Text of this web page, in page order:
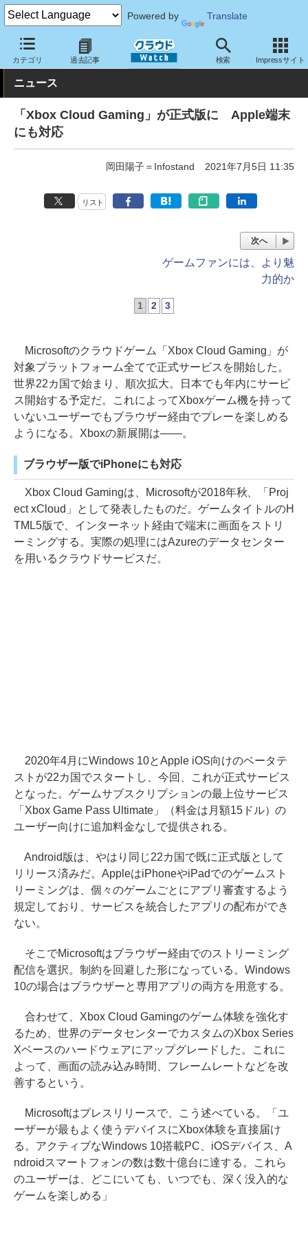
Powered by Translate
カテゴリ 過去記事 検索 Impressサイト
クラウド Watch トピック 業界動向
ニュース
「Xbox Cloud Gaming」が正式版に Apple端末
にも対応
岡田陽子＝Infostand 2021年7月5日 11:35
リスト
次へ
ゲームファンには、より魅
力的か
1 2 3
Microsoftのクラウドゲーム「Xbox Cloud Gaming」が
対象プラットフォーム全てで正式サービスを開始した。
世界22カ国で始まり、順次拡大。日本でも年内にサービ
ス開始する予定だ。これによってXboxゲーム機を持って
いないユーザーでもブラウザー経由でプレーを楽しめる
ようになる。Xboxの新展開は――。
ブラウザー版でiPhoneにも対応
Xbox Cloud Gamingは、Microsoftが2018年秋、「Proj
ect xCloud」として発表したものだ。ゲームタイトルのH
TML5版で、インターネット経由で端末に画面をストリ
ーミングする。実際の処理にはAzureのデータセンター
を用いるクラウドサービスだ。
2020年4月にWindows 10とApple iOS向けのベータテ
ストが22カ国でスタートし、今回、これが正式サービス
となった。ゲームサブスクリプションの最上位サービス
「Xbox Game Pass Ultimate」（料金は月額15ドル）の
ユーザー向けに追加料金なしで提供される。
Android版は、やはり同じ22カ国で既に正式版として
リリース済みだ。AppleはiPhoneやiPadでのゲームスト
リーミングは、個々のゲームごとにアプリ審査するよう
規定しており、サービスを統合したアプリの配布ができ
ない。
そこでMicrosoftはブラウザー経由でのストリーミング
配信を選択。制約を回避した形になっている。Windows
10の場合はブラウザーと専用アプリの両方を用意する。
合わせて、Xbox Cloud Gamingのゲーム体験を強化す
るため、世界のデータセンターでカスタムのXbox Series
Xベースのハードウェアにアップグレードした。これに
よって、画面の読み込み時間、フレームレートなどを改
善するという。
Microsoftはプレスリリースで、こう述べている。「ユ
ーザーが最もよく使うデバイスにXbox体験を直接届け
る。アクティブなWindows 10搭載PC、iOSデバイス、A
ndroidスマートフォンの数は数十億台に達する。これら
のユーザーは、どこにいても、いつでも、深く没入的な
ゲームを楽しめる」